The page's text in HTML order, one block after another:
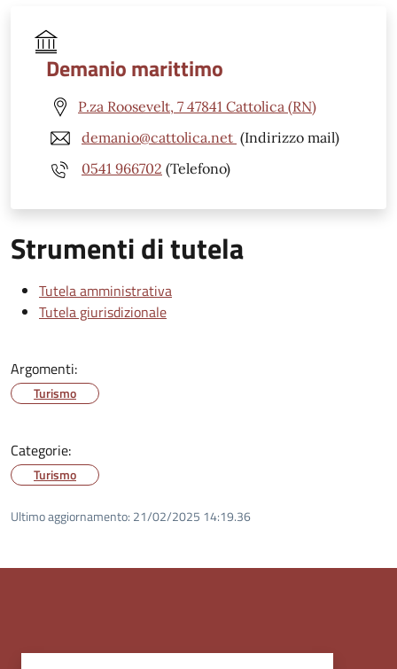
Demanio marittimo
P.za Roosevelt, 7 47841 Cattolica (RN)
demanio@cattolica.net (Indirizzo mail)
0541 966702 (Telefono)
Strumenti di tutela
Tutela amministrativa
Tutela giurisdizionale
Argomenti:
Turismo
Categorie:
Turismo
Ultimo aggiornamento: 21/02/2025 14:19.36